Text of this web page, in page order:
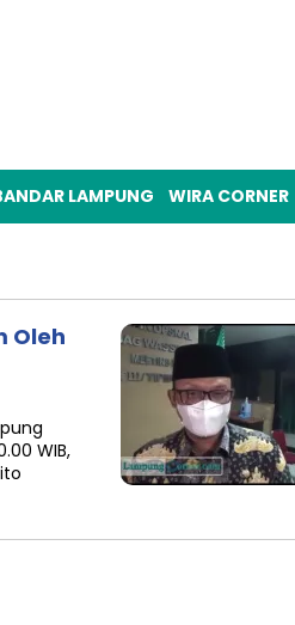
LAMPUNG WIRA CORNER
Oleh
WIB,